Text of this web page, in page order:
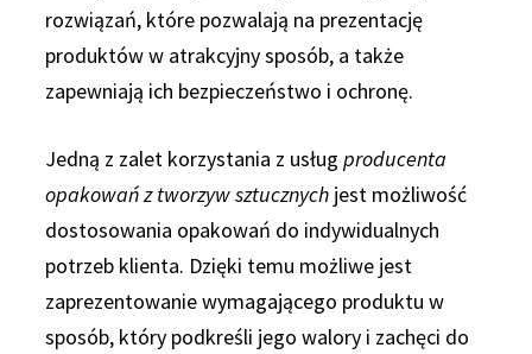
rozwiązań, które pozwalają na prezentację
produktów w atrakcyjny sposób, a także
zapewniają ich bezpieczeństwo i ochronę.
Jedną z zalet korzystania z usługproducenta
opakowań z tworzyw sztucznych jest możliwość
dostosowania opakowań do indywidualnych
potrzeb klienta. Dzięki temu możliwe jest
zaprezentowanie wymagającego produktu w
sposób, który podkreśli jego walory i zachęci do